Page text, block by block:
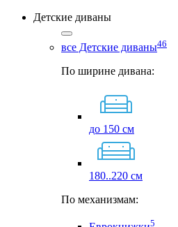
Детские диваны
все Детские диваны46
По ширине дивана:
до 150 см
180..220 см
По механизмам:
5